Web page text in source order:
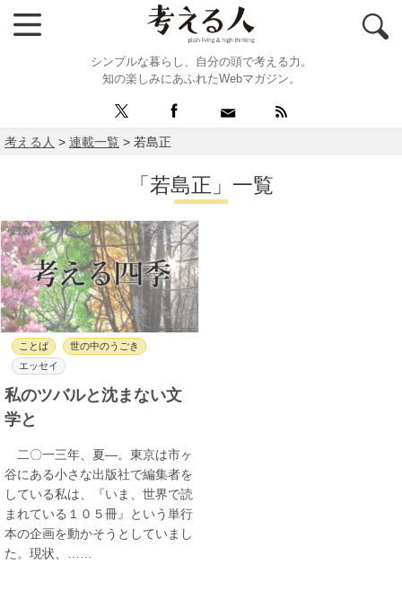
シンプルな暮らし、自分の頭で考える力。
知の楽しみにあふれたWebマガジン。
考える人 > 連載一覧 > 若島正
「若島正」一覧
ことば
世の中のうごき
エッセイ
私のツバルと沈まない文
学と
二〇一三年、夏―。東京は市ヶ
谷にある小さな出版社で編集者を
している私は、『いま、世界で読
まれている１０５冊』という単行
本の企画を動かそうとしていまし
た。現状、……